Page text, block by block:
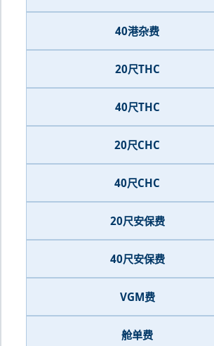
40港杂费
20尺THC
40尺THC
20尺CHC
40尺CHC
20尺安保费
40尺安保费
VGM费
舱单费